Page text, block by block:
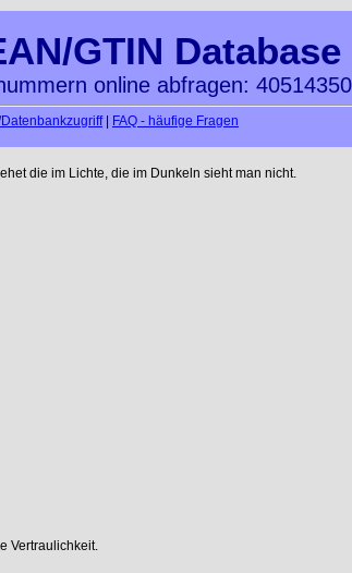
GTIN Database
online abfragen:
| FAQ - häufige Fragen
die im Lichte, die im Dunkeln sieht man nicht.
Vertraulichkeit.